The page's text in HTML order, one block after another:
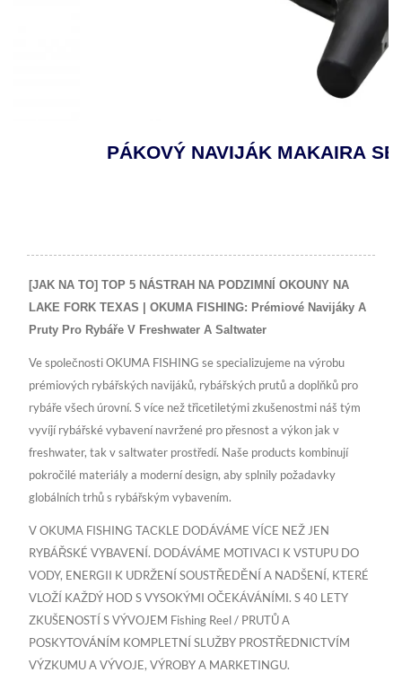
PÁKOVÝ NAVIJÁK MAKAIRA SEA GOLD
[JAK NA TO] TOP 5 NÁSTRAH NA PODZIMNÍ OKOUNY NA
LAKE FORK TEXAS | OKUMA FISHING: Prémiové Navijáky A
Pruty Pro Rybáře V Freshwater A Saltwater
Ve společnosti OKUMA FISHING se specializujeme na výrobu
prémiových rybářských navijáků, rybářských prutů a doplňků pro
rybáře všech úrovní. S více než třicetiletými zkušenostmi náš tým
vyvíjí rybářské vybavení navržené pro přesnost a výkon jak v
freshwater, tak v saltwater prostředí. Naše products kombinují
pokročilé materiály a moderní design, aby splnily požadavky
globálních trhů s rybářským vybavením.
V OKUMA FISHING TACKLE DODÁVÁME VÍCE NEŽ JEN
RYBÁŘSKÉ VYBAVENÍ. DODÁVÁME MOTIVACI K VSTUPU DO
VODY, ENERGII K UDRŽENÍ SOUSTŘEDĚNÍ A NADŠENÍ, KTERÉ
VLOŽÍ KAŽDÝ HOD S VYSOKÝMI OČEKÁVÁNÍMI. S 40 LETY
ZKUŠENOSTÍ S VÝVOJEM Fishing Reel / PRUTŮ A
POSKYTOVÁNÍM KOMPLETNÍ SLUŽBY PROSTŘEDNICTVÍM
VÝZKUMU A VÝVOJE, VÝROBY A MARKETINGU.